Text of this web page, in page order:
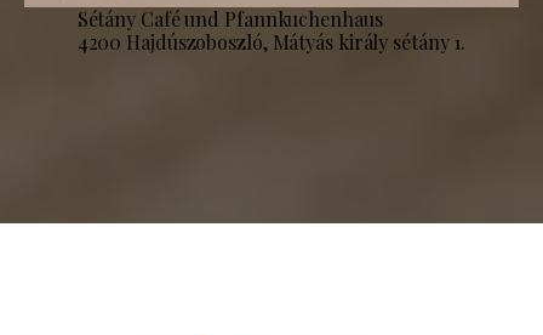
Sétány Café und Pfannkuchenhaus
4200 Hajdúszoboszló, Mátyás király sétány 1.